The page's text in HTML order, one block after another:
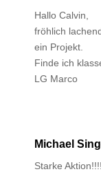
Hallo Calvin,
fröhlich
ein Projekt.
Finde ich
LG Marco
Michael
Starke Aktion!!!!